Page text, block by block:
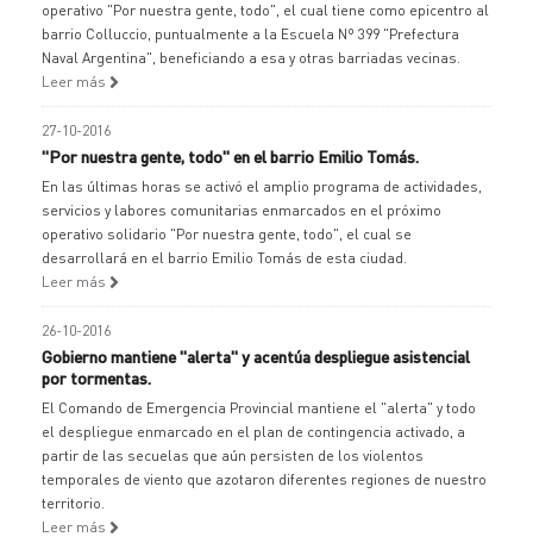
operativo "Por nuestra gente, todo", el cual tiene como epicentro al
barrio Colluccio, puntualmente a la Escuela Nº 399 "Prefectura
Naval Argentina", beneficiando a esa y otras barriadas vecinas.
Leer más
27-10-2016
"Por nuestra gente, todo" en el barrio Emilio Tomás.
En las últimas horas se activó el amplio programa de actividades,
servicios y labores comunitarias enmarcados en el próximo
operativo solidario "Por nuestra gente, todo", el cual se
desarrollará en el barrio Emilio Tomás de esta ciudad.
Leer más
26-10-2016
Gobierno mantiene "alerta" y acentúa despliegue asistencial
por tormentas.
El Comando de Emergencia Provincial mantiene el "alerta" y todo
el despliegue enmarcado en el plan de contingencia activado, a
partir de las secuelas que aún persisten de los violentos
temporales de viento que azotaron diferentes regiones de nuestro
territorio.
Leer más